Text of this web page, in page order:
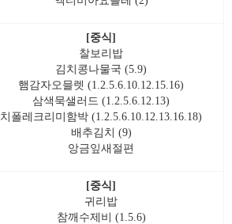
[중식]
찰보리밥
김치콩나물국 (5.9)
햄감자오믈렛 (1.2.5.6.10.12.15.16)
삼색묵샐러드 (1.2.5.6.12.13)
치폴레크리미함박 (1.2.5.6.10.12.13.16.18)
배추김치 (9)
앙금잎새절편
[중식]
귀리밥
참깨수제비 (1.5.6)